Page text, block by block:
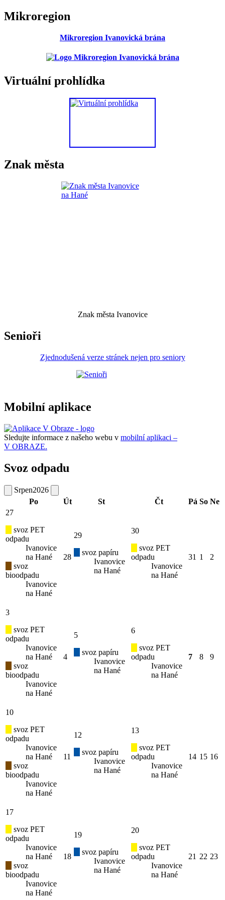
Mikroregion
Mikroregion Ivanovická brána
Virtuální prohlídka
Znak města
Znak města Ivanovice
Senioři
Zjednodušená verze stránek nejen pro seniory
Mobilní aplikace
Sledujte informace z našeho webu v mobilní aplikaci –
V OBRAZE.
Svoz odpadu
Srpen2026
Po
Út St Čt Pá So Ne
27
svoz PET
odpadu
Ivanovice
na Hané
svoz
bioodpadu
Ivanovice
na Hané
28
29
svoz papíru
Ivanovice
na Hané
30
svoz PET
odpadu
Ivanovice
na Hané
31 1 2
3
svoz PET
odpadu
Ivanovice
na Hané
svoz
bioodpadu
Ivanovice
na Hané
4
5
svoz papíru
Ivanovice
na Hané
6
svoz PET
odpadu
Ivanovice
na Hané
7 8 9
10
svoz PET
odpadu
Ivanovice
na Hané
svoz
bioodpadu
Ivanovice
na Hané
11
12
svoz papíru
Ivanovice
na Hané
13
svoz PET
odpadu
Ivanovice
na Hané
14 15 16
17
svoz PET
odpadu
Ivanovice
na Hané
svoz
bioodpadu
Ivanovice
na Hané
18
19
svoz papíru
Ivanovice
na Hané
20
svoz PET
odpadu
Ivanovice
na Hané
21 22 23